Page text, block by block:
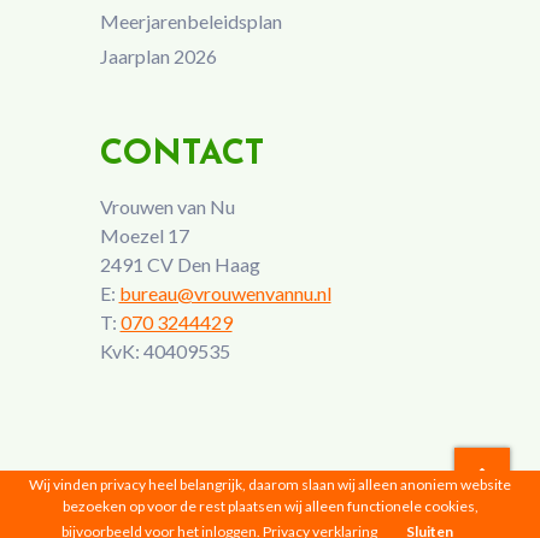
Meerjarenbeleidsplan
Jaarplan 2026
CONTACT
Vrouwen van Nu
Moezel 17
2491 CV Den Haag
E: bureau@vrouwenvannu.nl
T: 070 3244429
KvK: 40409535
Vrouwen van Nu © 2026 |Privacyverklaring
Wij vinden privacy heel belangrijk, daarom slaan wij alleen anoniem website
bezoeken op voor de rest plaatsen wij alleen functionele cookies,
bijvoorbeeld voor het inloggen. Privacy verklaring Sluiten